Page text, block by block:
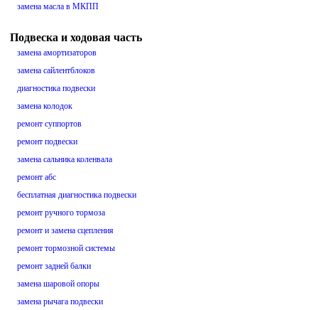
замена масла в МКПП
Подвеска и ходовая часть
замена амортизаторов
замена сайлентблоков
диагностика подвески
замена колодок
ремонт суппортов
ремонт подвески
замена сальника коленвала
ремонт абс
бесплатная диагностика подвески
ремонт ручного тормоза
ремонт и замена сцепления
ремонт тормозной системы
ремонт задней балки
замена шаровой опоры
замена рычага подвески